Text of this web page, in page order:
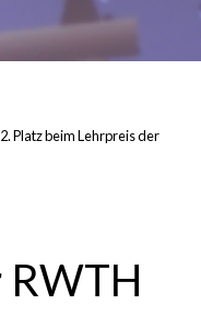
2. Platz beim Lehrpreis der